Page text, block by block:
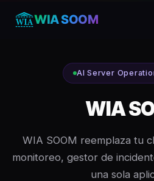
WIA SOOM
AI Server
WIA
WIA SOOM reemplaza tu
monitoreo, gestor de
una sola